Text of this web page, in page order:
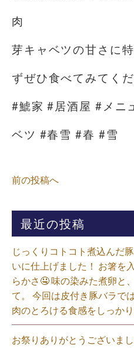
肉️
芽キャベツの甘さに
ずぜひ食べてみてく
#鯱家 #居酒屋 #メニ
ベツ #春雪 #春 #雪
前の投稿へ
最近の投稿
じっくりコトコト煮込んだ
いに仕上げました！ お箸を
らかさ🤤 味の染みた煮卵と
て。 今回は皮付き豚バラで
肉のとろける食感をしっか
お祭りありがとうございま